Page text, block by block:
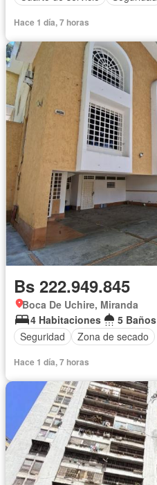
Hace 1 día, 7 horas
Bs 222.949.845
Boca De Uchire, Miranda
4 Habitaciones
5 Baños
Seguridad
Zona de secado
Hace 1 día, 7 horas